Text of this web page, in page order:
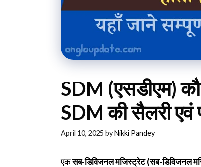
SDM (एसडीएम)
SDM की सैलरी एवं
April 10, 2025 byNikki Pandey
एकसब-डिविजनल मजिस्ट्रेट (सब-डिविजनल